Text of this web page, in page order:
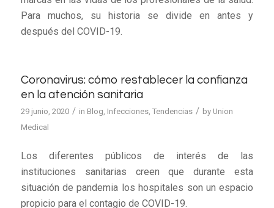
Para muchos, su historia se divide en antes y
después del COVID-19.
Coronavirus: cómo restablecer la confianza
en la atención sanitaria
29 junio, 2020 / in Blog Infecciones, Tendencias / by Union
Medical
Los diferentes públicos de interés de las
instituciones sanitarias creen que durante esta
situación de pandemia los hospitales son un espacio
propicio para el contagio de COVID-19.